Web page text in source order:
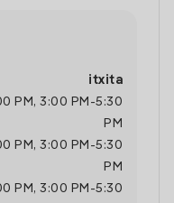
itxita
PM , 3:00 PM -5:30
PM
PM , 3:00 PM -5:30
PM
PM , 3:00 PM -5:30